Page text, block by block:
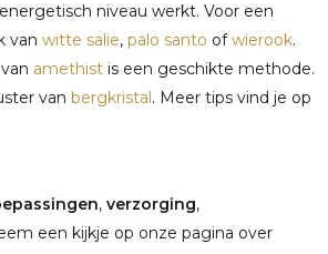
niveau werkt. Voor een
van witte salie, palo santo ofwierook.
amethist is een geschikte methode.
van bergkristal. Meer tips vind je op
, verzorging,
een kijkje op onze pagina over